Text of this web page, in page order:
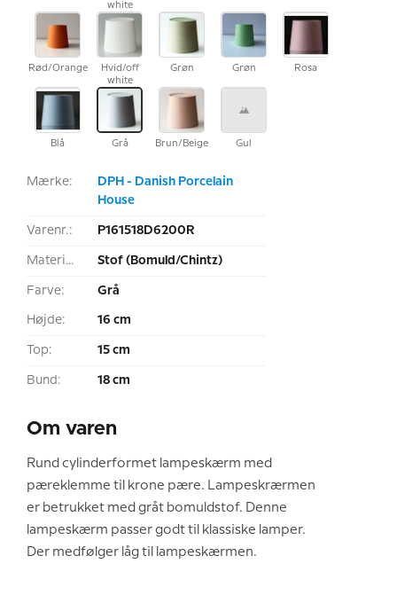
Mærke:
DPH - Danish Porcelain
House
Varenr.: P161518D6200R
Materiale: Stof (Bomuld/Chintz)
Farve: Grå
Højde: 16 cm
Top: 15 cm
Bund: 18 cm
Om varen
Rund cylinderformet lampeskærm med
pæreklemme til krone pære. Lampeskrærmen
er betrukket med gråt bomuldstof. Denne
lampeskærm passer godt til klassiske lamper.
Der medfølger låg til lampeskærmen.
white
Rød/Orange
Hvid/off
white
Grøn Grøn Rosa
Blå Grå Brun/Beige Gul